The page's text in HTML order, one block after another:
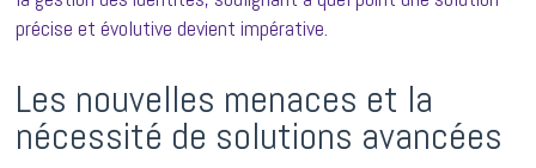
précise et évolutive devient impérative.
Les nouvelles menaces et la
nécessité de solutions avancées